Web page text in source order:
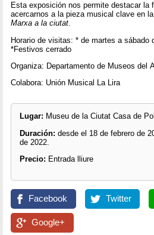
Esta exposición nos permite destacar la
acercarnos a la pieza musical clave en
Marxa a la ciutat.
Horario de visitas: * de martes a sábado
*Festivos cerrado
Organiza: Departamento de Museos del
Colabora: Unión Musical La Lira
Lugar: Museu de la Ciutat Casa de
Duración: desde el 18 de febrero de
de 2022.
Precio: Entrada lliure
Facebook Twitter
Google+